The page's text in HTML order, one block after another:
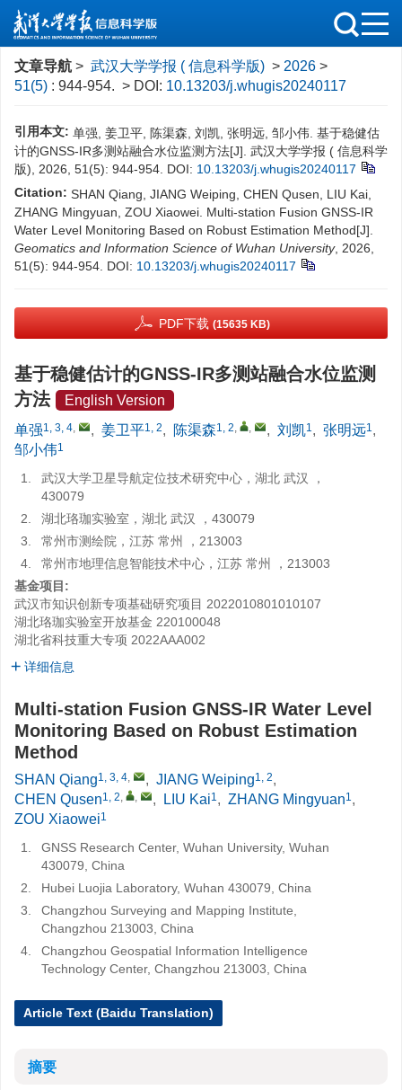
文章导航 > 武汉大学学报 ( 信息科学版) > 2026 >
51(5) : 944-954. > DOI: 10.13203/j.whugis20240117
引用本文: 单强, 姜卫平, 陈渠森, 刘凯, 张明远, 邹小伟. 基于稳健估
计的GNSS-IR多测站融合水位监测方法[J]. 武汉大学学报 ( 信息科学
版), 2026, 51(5): 944-954. DOI: 10.13203/j.whugis20240117
Citation: SHAN Qiang, JIANG Weiping, CHEN Qusen, LIU Kai,
ZHANG Mingyuan, ZOU Xiaowei. Multi-station Fusion GNSS-IR
Water Level Monitoring Based on Robust Estimation Method[J].
Geomatics and Information Science of Wuhan University, 2026,
51(5): 944-954. DOI: 10.13203/j.whugis20240117
PDF下载 (15635 KB)
基于稳健估计的GNSS-IR多测站融合水位监测
方法
English Version
单强1, 3, 4, , 姜卫平1, 2, 陈渠森1, 2, , , 刘凯1, 张明远1,
邹小伟1
1.
武汉大学卫星导航定位技术研究中心，湖北 武汉 ，
430079
2.
湖北珞珈实验室，湖北 武汉 ，430079
3.
常州市测绘院，江苏 常州 ，213003
4.
常州市地理信息智能技术中心，江苏 常州 ，213003
基金项目:
武汉市知识创新专项基础研究项目 2022010801010107
湖北珞珈实验室开放基金 220100048
湖北省科技重大专项 2022AAA002
详细信息
Multi-station Fusion GNSS-IR Water Level
Monitoring Based on Robust Estimation
Method
SHAN Qiang1, 3, 4, , JIANG Weiping1, 2,
CHEN Qusen1, 2, , , LIU Kai1, ZHANG Mingyuan1,
ZOU Xiaowei1
1.
GNSS Research Center, Wuhan University, Wuhan
430079, China
2.
Hubei Luojia Laboratory, Wuhan 430079, China
3.
Changzhou Surveying and Mapping Institute,
Changzhou 213003, China
4.
Changzhou Geospatial Information Intelligence
Technology Center, Changzhou 213003, China
Article Text (Baidu Translation)
摘要